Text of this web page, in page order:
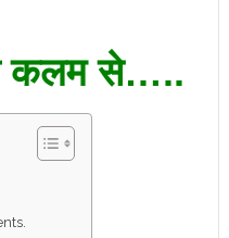
कलम से…..